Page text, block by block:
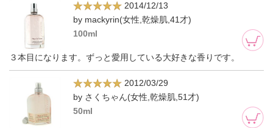
2014/12/13
by mackyrin(女性,乾燥肌,41才)
100ml
３本目になります。ずっと愛用している大好きな香りです。
2012/03/29
by さくちゃん(女性,乾燥肌,51才)
50ml